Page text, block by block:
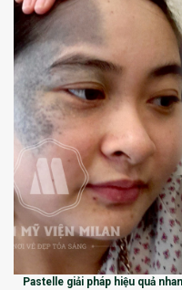
Pastelle giải pháp hiệu quả